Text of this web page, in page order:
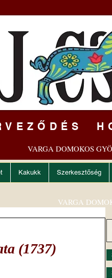
VARGA DOMOKOS
Kakukk Szerkesztőség
(1737)
VARGA